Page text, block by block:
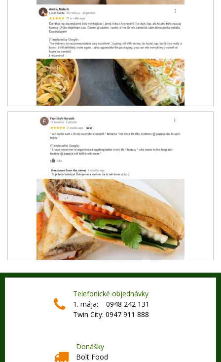
Telefonické objednávky
1. mája: 0948 242 131
Twin City: 0947 911 888
Donášky
Bolt Food